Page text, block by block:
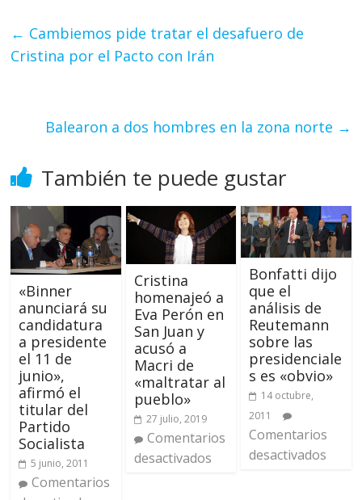
← Cambiemos pide tratar el desafuero de
Cristina por el Pacto con Irán
Balearon a dos hombres en la zona norte →
También te puede gustar
«Binner
anunciará su
candidatura
a presidente
el 11 de
junio»,
afirmó el
titular del
Partido
Socialista
5 junio, 2011
Comentarios
Cristina
homenajeó a
Eva Perón en
San Juan y
acusó a
Macri de
«maltratar al
pueblo»
27 julio, 2019
Comentarios
desactivados
Bonfatti dijo
que el
análisis de
Reutemann
sobre las
presidenciale
s es «obvio»
14 octubre,
2011
Comentarios
desactivados